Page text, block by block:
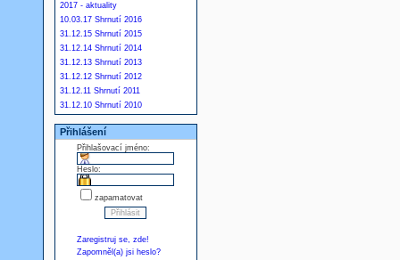
2017 - aktuality
10.03.17 Shrnutí 2016
31.12.15 Shrnutí 2015
31.12.14 Shrnutí 2014
31.12.13 Shrnutí 2013
31.12.12 Shrnutí 2012
31.12.11 Shrnutí 2011
31.12.10 Shrnutí 2010
Přihlášení
Přihlašovací jméno:
Heslo:
zapamatovat
Zaregistruj se, zde!
Zapomněl(a) jsi heslo?